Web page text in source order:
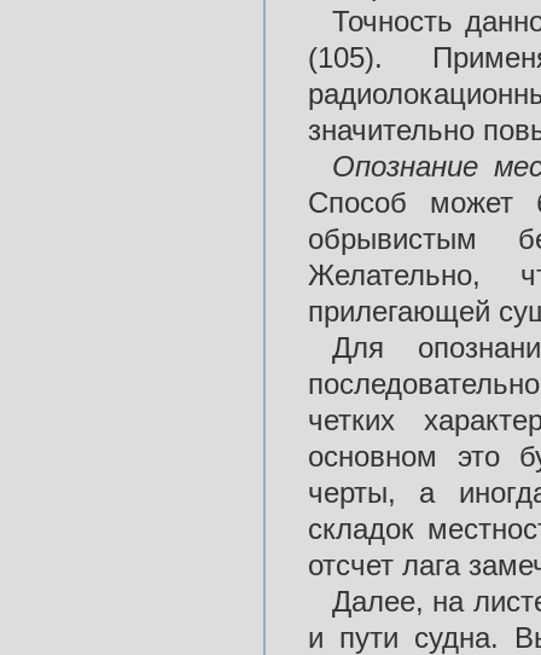
Точность
(105).
значительно
Опознание
Способ может
обрывистым
Желательно,
прилегающей
Для
четких
основном это
черты, а
складок
отсчет лага
Далее, на
и пути судна.